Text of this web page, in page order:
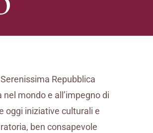
Repubblica
mondo e all’impegno di
oggi iniziative culturali e
ben consapevole